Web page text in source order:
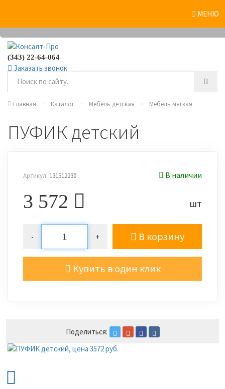
МЕНЮ
(343) 22-64-064
Заказать звонок
Главная Каталог Мебель детская Мебель мягкая
ПУФИК детский
Артикул: 131512230 В наличии
3 572 шт
- + В корзину
Купить в один клик
Поделиться: